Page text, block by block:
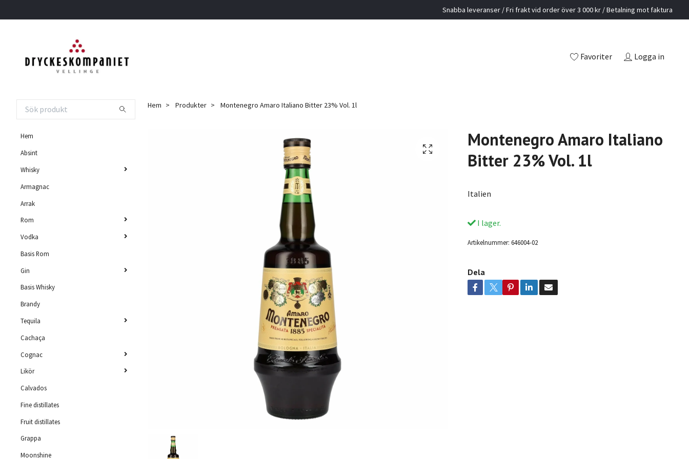
Snabba leveranser / Fri frakt vid order över 3 000 kr / Betalning mot faktura
Favoriter Logga in
Hem
Absint
Whisky
Armagnac
Arrak
Rom
Vodka
Basis Rom
Gin
Basis Whisky
Brandy
Tequila
Cachaça
Cognac
Likör
Calvados
Fine distillates
Fruit distillates
Grappa
Moonshine
Hem Produkter Montenegro Amaro Italiano Bitter 23% Vol. 1l
Montenegro Amaro Italiano
Bitter 23% Vol. 1l
Italien
I lager.
Artikelnummer: 646004-02
Dela